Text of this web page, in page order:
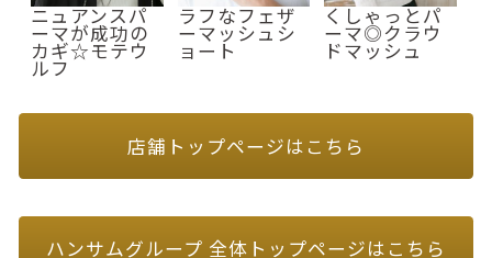
ニュアンスパ
ーマが成功の
カギ☆モテウ
ルフ
ラフなフェザ
ーマッシュシ
ョート
くしゃっとパ
ーマ◎クラウ
ドマッシュ
店舗トップページはこちら
ハンサムグループ 全体トップページはこちら